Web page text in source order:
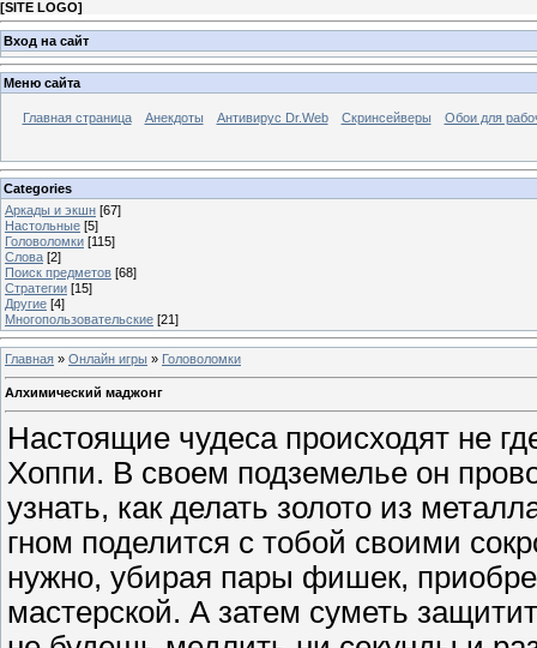
[SITE LOGO]
Вход на сайт
Меню сайта
Главная страница Анекдоты Антивирус Dr.Web Скринсейверы Обои для
Categories
Аркады и экшн [67]
Настольные [5]
Головоломки [115]
Слова [2]
Поиск предметов [68]
Стратегии [15]
Другие [4]
Многопользовательские [21]
Главная » Онлайн игры » Головоломки
Алхимический маджонг
Настоящие чудеса происходят не
Хоппи. В своем подземелье он
узнать, как делать золото из
гном поделится с тобой своими
нужно, убирая пары фишек,
мастерской. А затем суметь